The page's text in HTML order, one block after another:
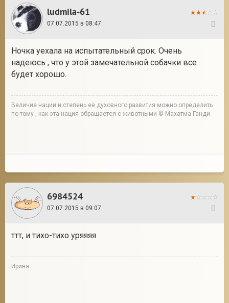
ludmila-61
07.07.2015 в 08:47
Ночка уехала на испытательный срок. Очень
надеюсь , что у этой замечательной собачки все
будет хорошо.
Величие нации и степень её духовного развития можно определить
по тому , как эта нация обращается с животными © Махатма Ганди
6984524
07.07.2015 в 09:07
ттт, и тихо-тихо уряяяя
Ирина